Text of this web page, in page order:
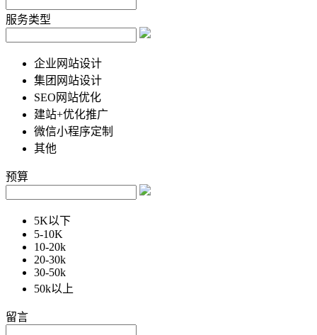
服务类型
企业网站设计
集团网站设计
SEO网站优化
建站+优化推广
微信小程序定制
其他
预算
5K以下
5-10K
10-20k
20-30k
30-50k
50k以上
留言